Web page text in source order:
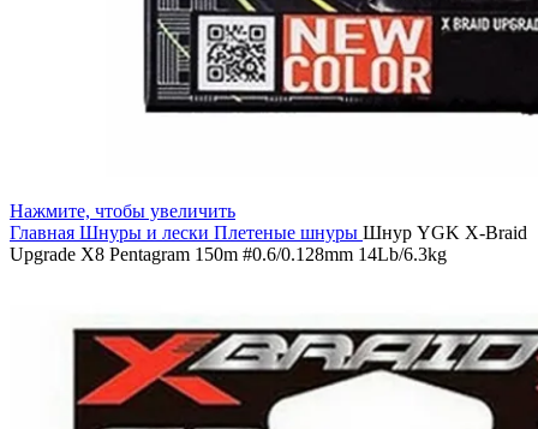
Нажмите, чтобы увеличить
Главная Шнуры и лески Плетеные шнуры Шнур YGK X-Braid
Upgrade X8 Pentagram 150m #0.6/0.128mm 14Lb/6.3kg